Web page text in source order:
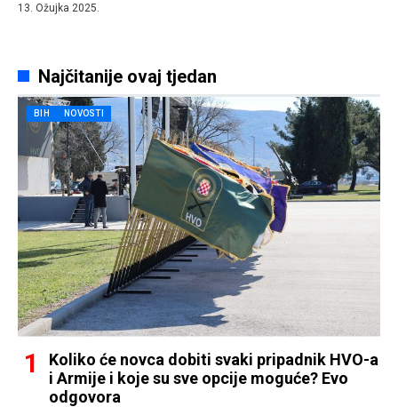
13. Ožujka 2025.
Najčitanije ovaj tjedan
BIH NOVOSTI
Koliko će novca dobiti svaki pripadnik HVO-a
i Armije i koje su sve opcije moguće? Evo
odgovora